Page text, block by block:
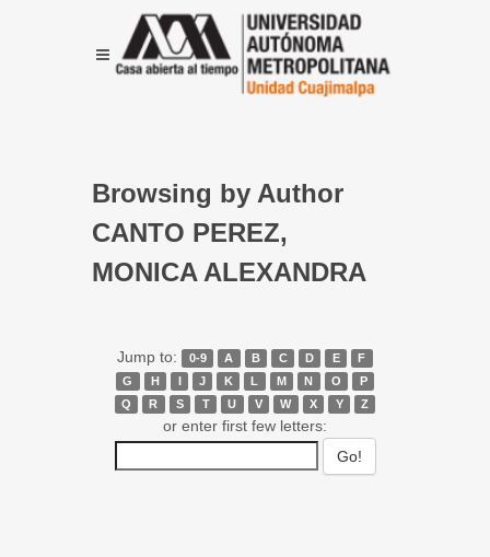
Browsing by Author
CANTO PEREZ,
MONICA ALEXANDRA
Jump to: 0-9 A B C D E
F
G
H I J K L M N O
P
Q
R S T U V W X Y Z
or enter first few letters: